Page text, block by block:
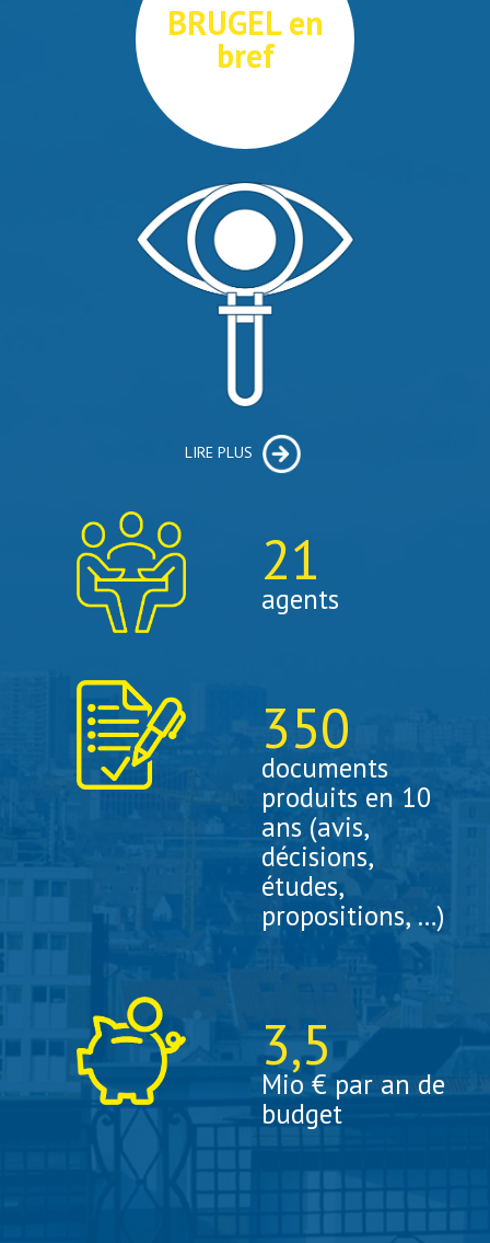
BRUGEL en
bref
LIRE PLUS
21
agents
350
documents
produits en 10
ans (avis,
décisions,
études,
propositions, …)
3,5
Mio € par an de
budget